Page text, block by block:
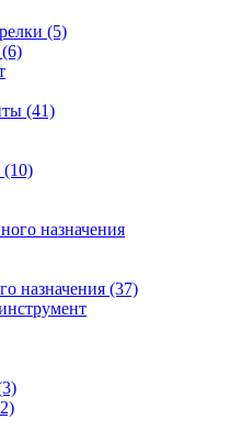
(5)
(6)
(41)
(10)
назначения
назначения (37)